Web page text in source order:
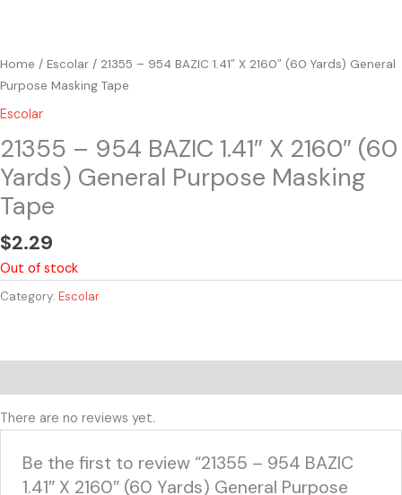
Home / Escolar / 21355 – 954 BAZIC 1.41″ X 2160″ (60 Yards) General
Purpose Masking Tape
Escolar
21355 – 954 BAZIC 1.41″ X 2160″ (60
Yards) General Purpose Masking
Tape
$2.29
Out of stock
Category: Escolar
There are no reviews yet.
Be the first to review “21355 – 954 BAZIC
1.41″ X 2160″ (60 Yards) General Purpose